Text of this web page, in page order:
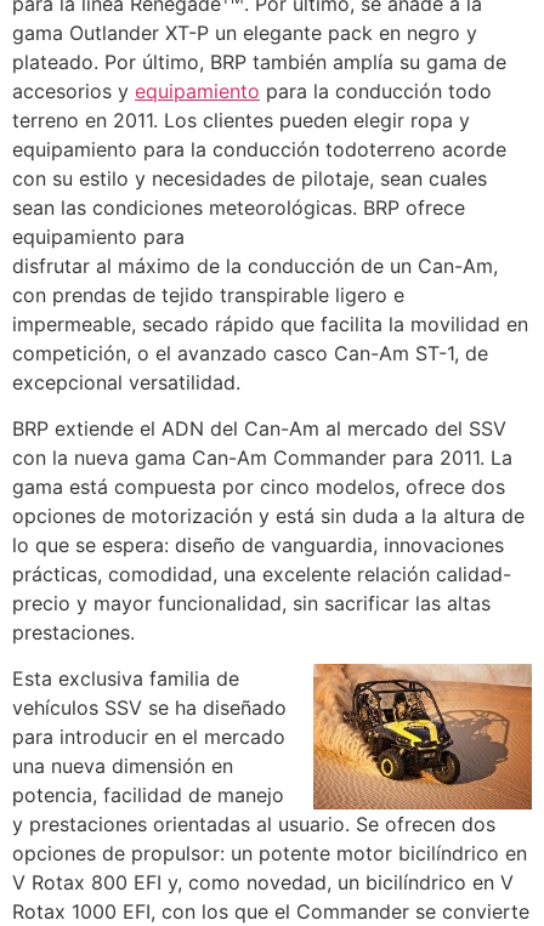
gama Outlander XT-P un elegante pack en negro y
plateado. Por último, BRP también amplía su gama de
accesorios y equipamiento para la conducción todo
terreno en 2011. Los clientes pueden elegir ropa y
equipamiento para la conducción todoterreno acorde
con su estilo y necesidades de pilotaje, sean cuales
sean las condiciones meteorológicas. BRP ofrece
equipamiento para
disfrutar al máximo de la conducción de un Can-Am,
con prendas de tejido transpirable ligero e
impermeable, secado rápido que facilita la movilidad en
competición, o el avanzado casco Can-Am ST-1, de
excepcional versatilidad.
BRP extiende el ADN del Can-Am al mercado del SSV
con la nueva gama Can-Am Commander para 2011. La
gama está compuesta por cinco modelos, ofrece dos
opciones de motorización y está sin duda a la altura de
lo que se espera: diseño de vanguardia, innovaciones
prácticas, comodidad, una excelente relación calidad-
precio y mayor funcionalidad, sin sacrificar las altas
prestaciones.
Esta exclusiva familia de
vehículos SSV se ha diseñado
para introducir en el mercado
una nueva dimensión en
potencia, facilidad de manejo
y prestaciones orientadas al usuario. Se ofrecen dos
opciones de propulsor: un potente motor bicilíndrico en
V Rotax 800 EFI y, como novedad, un bicilíndrico en V
Rotax 1000 EFI, con los que el Commander se convierte